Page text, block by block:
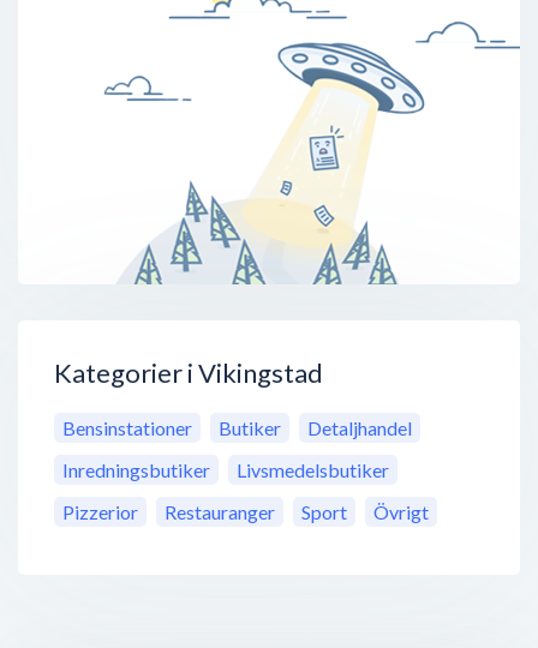
Kategorier i Vikingstad
Bensinstationer Butiker
Detaljhandel
Inredningsbutiker
Livsmedelsbutiker
Pizzerior
Restauranger Sport Övrigt